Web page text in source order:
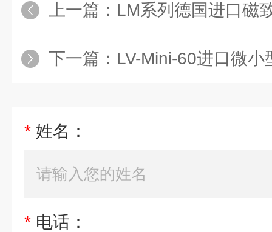
上一篇： LM系列德国进口磁
下一篇： LV-Mini-60进口微
* 姓名：
* 电话：